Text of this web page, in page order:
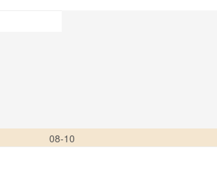
08-10